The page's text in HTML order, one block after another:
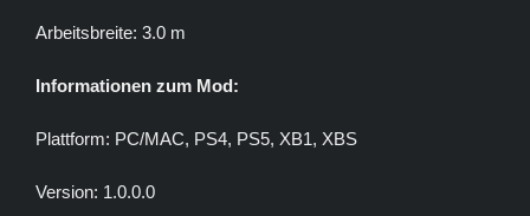
Arbeitsbreite: 3.0 m
Informationen zum Mod:
Plattform: PC/MAC, PS4, PS5, XB1, XBS
Version: 1.0.0.0